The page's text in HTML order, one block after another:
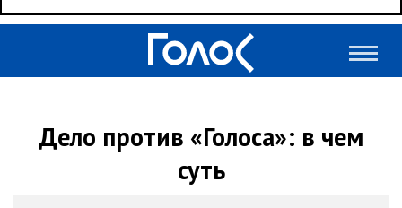
Дело против «Голоса»: в чем
суть